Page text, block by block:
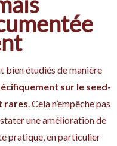
bien étudiés de manière
sur le seed-
rares . Cela n’empêche pas
une amélioration de
pratique, en particulier